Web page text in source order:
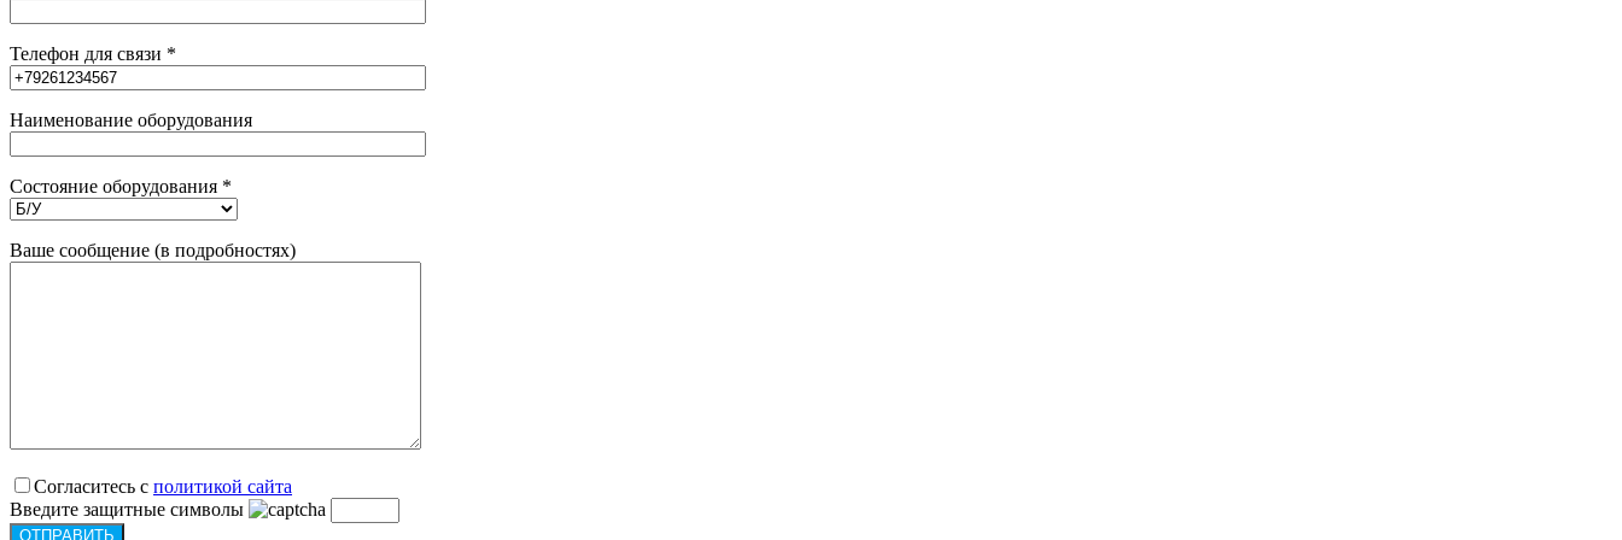
Телефон для связи *
Наименование оборудования
Состояние оборудования *
Ваше сообщение (в подробностях)
Согласитесь с политикой сайта
Введите защитные символы